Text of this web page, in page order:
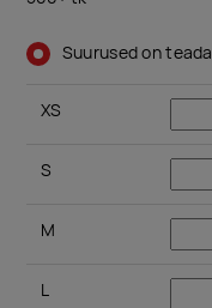
Suurused on teada
XS
S
M
L